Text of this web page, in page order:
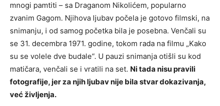
mnogi pamtiti – sa Draganom Nikolićem, popularno
zvanim Gagom. Njihova ljubav počela je gotovo filmski, na
snimanju, i od samog početka bila je posebna. Venčali su
se 31. decembra 1971. godine, tokom rada na filmu „Kako
su se volele dve budale“. U pauzi snimanja otišli su kod
matičara, venčali se i vratili na set. Ni tada nisu pravili
fotografije, jer za njih ljubav nije bila stvar dokazivanja,
već življenja.